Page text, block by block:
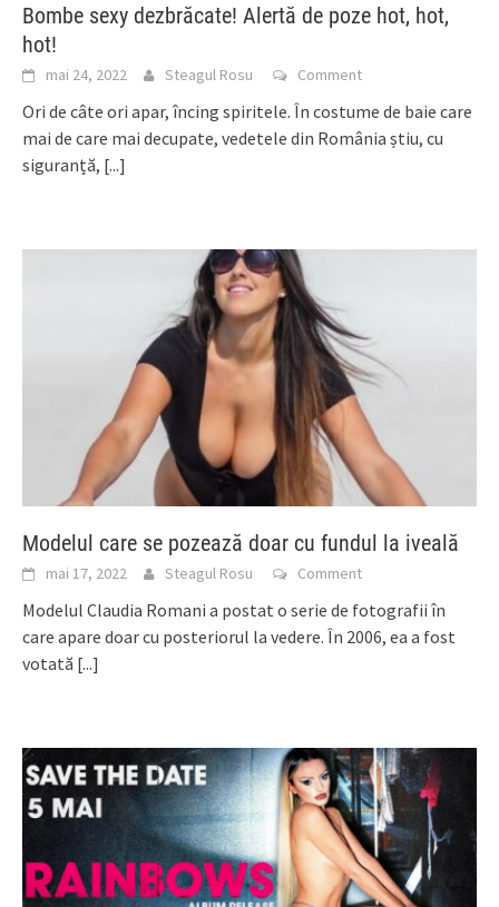
Bombe sexy dezbrăcate! Alertă de poze hot, hot,
hot!
mai 24, 2022 Steagul Rosu Comment
Ori de câte ori apar, încing spiritele. În costume de baie care
mai de care mai decupate, vedetele din România știu, cu
siguranță, [...]
Modelul care se pozează doar cu fundul la iveală
mai 17, 2022 Steagul Rosu Comment
Modelul Claudia Romani a postat o serie de fotografii în
care apare doar cu posteriorul la vedere. În 2006, ea a fost
votată [...]